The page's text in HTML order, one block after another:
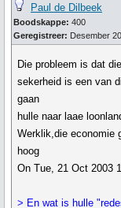
Paul de Dilbeek
Boodskappe: 400
Geregistreer: Desember
Die probleem is dat
sekerheid is een van
gaan
hulle naar laae
Werklik,die economie
hoog
On Tue, 21 Oct 2003
> En wat is hulle